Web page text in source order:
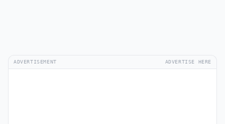
ADVERTISEMENT ADVERTISE HERE